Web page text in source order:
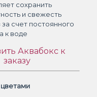
сохранить
и свежесть
за счет постоянного
к воде
Аквабокс к
заказу